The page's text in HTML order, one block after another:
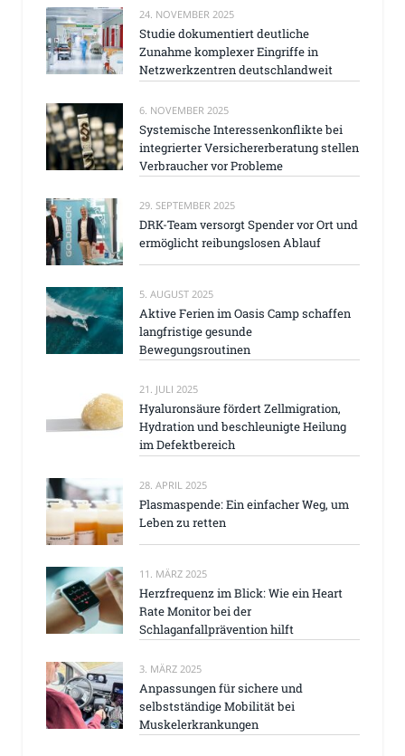
24. NOVEMBER 2025
Studie dokumentiert deutliche
Zunahme komplexer Eingriffe in
Netzwerkzentren deutschlandweit
6. NOVEMBER 2025
Systemische Interessenkonflikte bei
integrierter Versichererberatung stellen
Verbraucher vor Probleme
29. SEPTEMBER 2025
DRK-Team versorgt Spender vor Ort und
ermöglicht reibungslosen Ablauf
5. AUGUST 2025
Aktive Ferien im Oasis Camp schaffen
langfristige gesunde
Bewegungsroutinen
21. JULI 2025
Hyaluronsäure fördert Zellmigration,
Hydration und beschleunigte Heilung
im Defektbereich
28. APRIL 2025
Plasmaspende: Ein einfacher Weg, um
Leben zu retten
11. MÄRZ 2025
Herzfrequenz im Blick: Wie ein Heart
Rate Monitor bei der
Schlaganfallprävention hilft
3. MÄRZ 2025
Anpassungen für sichere und
selbstständige Mobilität bei
Muskelerkrankungen